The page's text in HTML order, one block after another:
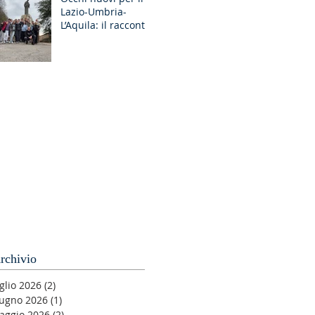
GR Discernimento
Lazio-Umbria-
L’Aquila: il racconto
2026 (2)
2026 (1)